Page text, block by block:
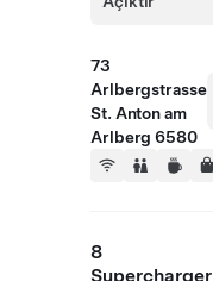
73
Arlbergstrasse
St. Anton am
Arlberg 6580
8
Supercharger